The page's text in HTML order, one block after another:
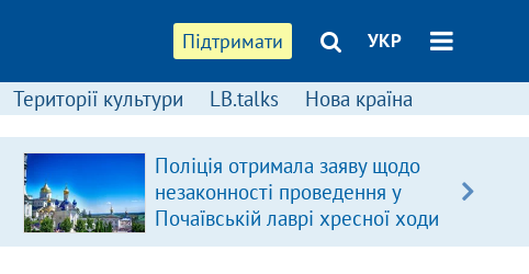
Підтримати УКР
Території культури LB.talks Нова країна
ФОТО
Масована атака по
Україні: на Дніпропетровщині
загинула родина, у Львові –
удар по багатоповерхівках